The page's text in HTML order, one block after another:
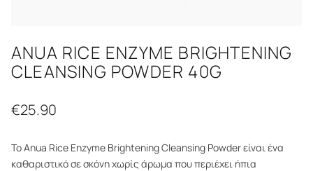
ANUA RICE ENZYME BRIGHTENING
CLEANSING POWDER 40G
€25.90
Το Anua Rice Enzyme Brightening Cleansing Powder είναι ένα
καθαριστικό σε σκόνη χωρίς άρωμα που περιέχει ήπια